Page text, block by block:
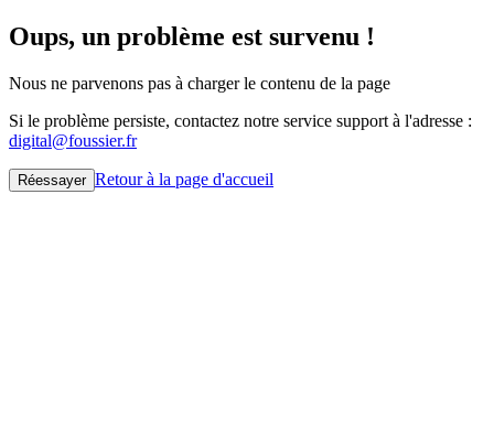
Oups, un problème est survenu !
Nous ne parvenons pas à charger le contenu de la page
Si le problème persiste, contactez notre service support à l'adresse :
digital@foussier.fr
Réessayer Retour à la page d'accueil